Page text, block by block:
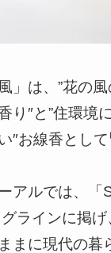
」は、”花の
り″と”住環境
″お線香とし
アルでは、「
ラインに掲
まに現代の暮